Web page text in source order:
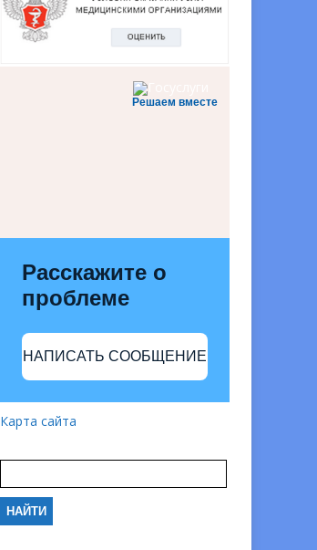
Решаем вместе
Расскажите о
проблеме
НАПИСАТЬ СООБЩЕНИЕ
Карта сайта